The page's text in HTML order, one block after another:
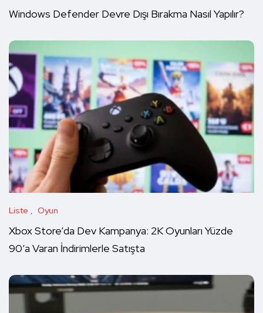
Windows Defender Devre Dışı Bırakma Nasıl Yapılır?
Liste Oyun
Xbox Store’da Dev Kampanya: 2K Oyunları Yüzde
90’a Varan İndirimlerle Satışta